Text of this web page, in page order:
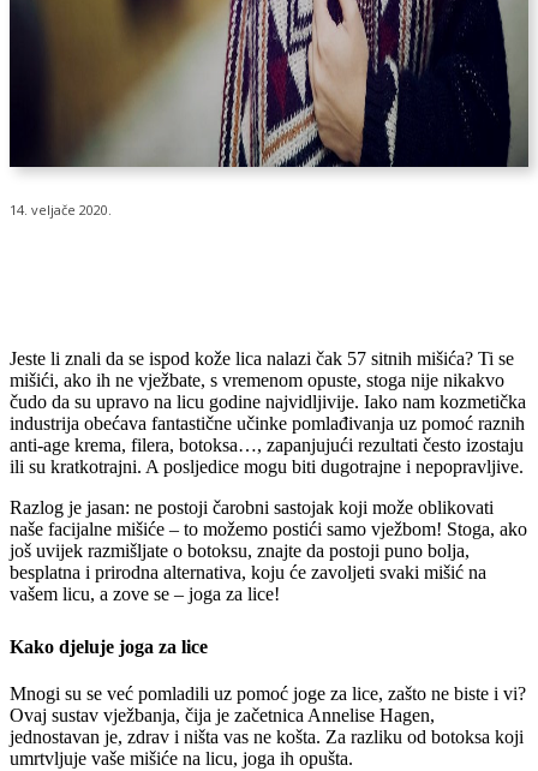
14. veljače 2020.
Jeste li znali da se ispod kože lica nalazi čak 57 sitnih mišića? Ti se
mišići, ako ih ne vježbate, s vremenom opuste, stoga nije nikakvo
čudo da su upravo na licu godine najvidljivije. Iako nam kozmetička
industrija obećava fantastične učinke pomlađivanja uz pomoć raznih
anti-age krema, filera, botoksa…, zapanjujući rezultati često izostaju
ili su kratkotrajni. A posljedice mogu biti dugotrajne i nepopravljive.
Razlog je jasan: ne postoji čarobni sastojak koji može oblikovati
naše facijalne mišiće – to možemo postići samo vježbom! Stoga, ako
još uvijek razmišljate o botoksu, znajte da postoji puno bolja,
besplatna i prirodna alternativa, koju će zavoljeti svaki mišić na
vašem licu, a zove se – joga za lice!
Kako djeluje joga za lice
Mnogi su se već pomladili uz pomoć joge za lice, zašto ne biste i vi?
Ovaj sustav vježbanja, čija je začetnica Annelise Hagen,
jednostavan je, zdrav i ništa vas ne košta. Za razliku od botoksa koji
umrtvljuje vaše mišiće na licu, joga ih opušta.